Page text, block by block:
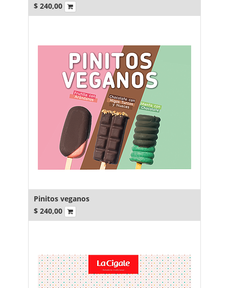
$ 240,00
Pinitos veganos
$ 240,00